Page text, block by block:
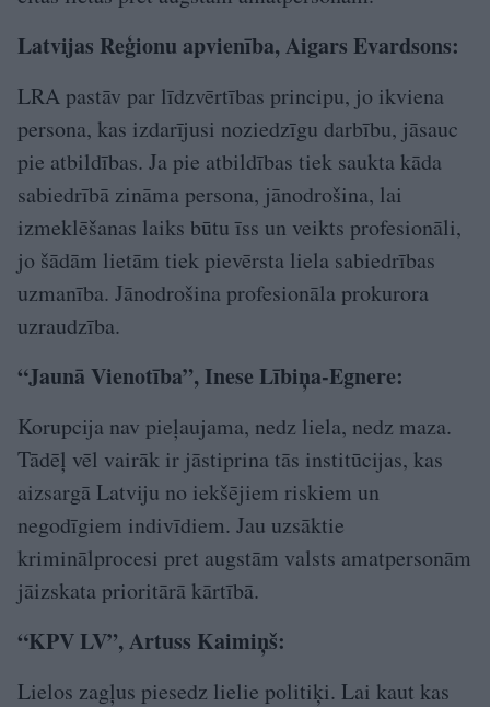
Latvijas Reģionu apvienība, Aigars Evardsons:
LRA pastāv par līdzvērtības principu, jo ikviena
persona, kas izdarījusi noziedzīgu darbību, jāsauc
pie atbildības. Ja pie atbildības tiek saukta kāda
sabiedrībā zināma persona, jānodrošina, lai
izmeklēšanas laiks būtu īss un veikts profesionāli,
jo šādām lietām tiek pievērsta liela sabiedrības
uzmanība. Jānodrošina profesionāla prokurora
uzraudzība.
“Jaunā Vienotība”, Inese Lībiņa-Egnere:
Korupcija nav pieļaujama, nedz liela, nedz maza.
Tādēļ vēl vairāk ir jāstiprina tās institūcijas, kas
aizsargā Latviju no iekšējiem riskiem un
negodīgiem indivīdiem. Jau uzsāktie
kriminālprocesi pret augstām valsts amatpersonām
jāizskata prioritārā kārtībā.
“KPV LV”, Artuss Kaimiņš:
Lielos zagļus piesedz lielie politiķi. Lai kaut kas